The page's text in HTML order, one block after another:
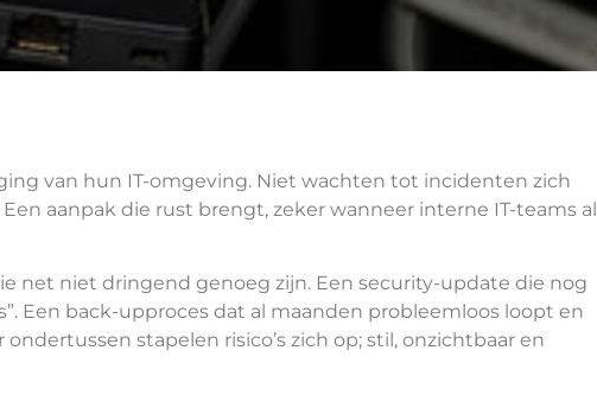
van hun IT-omgeving. Niet wachten tot incidenten zich
aanpak die rust brengt, zeker wanneer interne IT-teams al
net niet dringend genoeg zijn. Een security-update die nog
Een back-upproces dat al maanden probleemloos loopt en
stapelen risico’s zich op; stil, onzichtbaar en